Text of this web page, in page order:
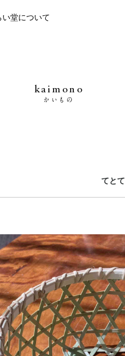
い堂について
kaimono
かいもの
てと